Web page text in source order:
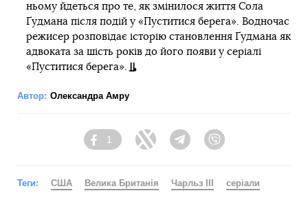
ньому йдеться про те, як змінилося життя Сола
Ґудмана після подій у «Пуститися берега». Водночас
режисер розповідає історію становлення Ґудмана як
адвоката за шість років до його появи у серіалі
«Пуститися берега».
Автор: Олександра Амру
Facebook
1
Twitter TelegramViber
Теги: США Велика Британія Чарльз ІІІ серіали